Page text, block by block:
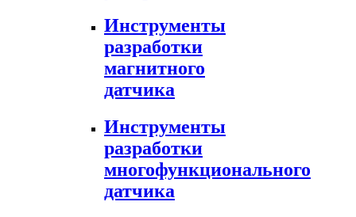
Инструменты
разработки
магнитного
датчика
Инструменты
разработки
многофункционального
датчика